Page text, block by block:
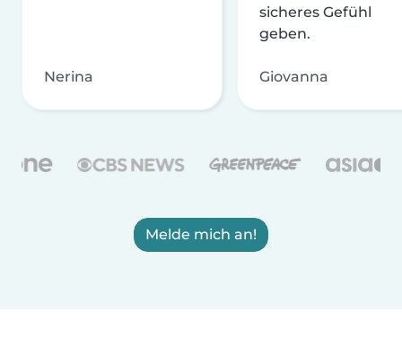
Nerina
sicheres Gefühl
geben.
Giovanna
Melde mich an!